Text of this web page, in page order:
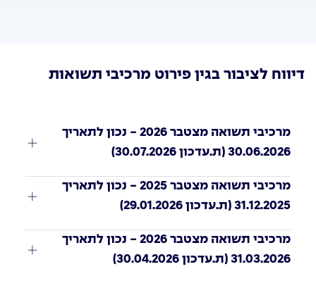
דיווח לציבור בגין פירוט מרכיבי תשואות
30.06.2026 (ת.עדכון 30.07.2026)
31.12.2025 (ת.עדכון 29.01.2026)
31.03.2026 (ת.עדכון 30.04.2026)